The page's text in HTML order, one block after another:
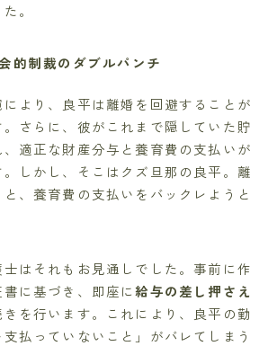
。
的制裁のダブルパンチ
より、良平は離婚を回避することが
さらに、彼がこれまで隠していた貯
適正な財産分与と養育費の支払いが
しかし、そこはクズ旦那の良平。離
、養育費の支払いをバックレようと
はそれもお見通しでした。事前に作
に基づき、即座に給与の差し押さえ
きを行います。これにより、良平の勤
払っていないこと」がバレてしまう